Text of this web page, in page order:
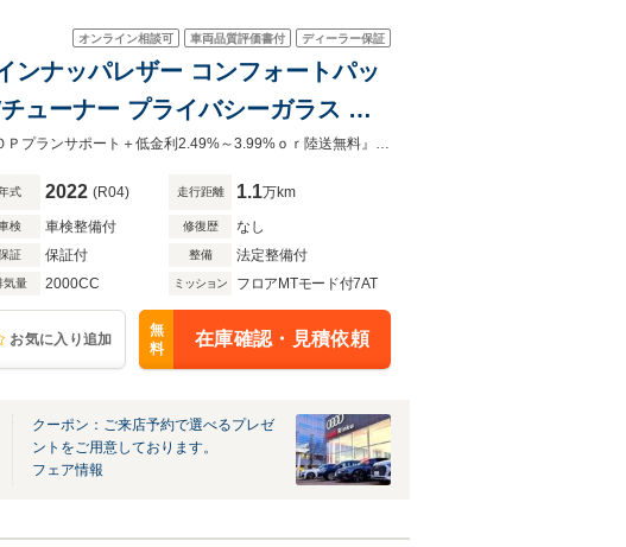
オンライン相談可 車両品質評価書付 ディーラー保証
ンナッパレザー コンフォートパッ
ューナー プライバシーガラス ク
ドライト パワーシート シートヒ 全国最大級在庫！Audi認定中古車ローンご利用のお客様に！！『ＯＰプランサポート＋低金利2.49%～3.99%ｏｒ陸送無料』※各種条件あります。下取・買取・保険もご相談ください
式 2022 (R04) 走行距離 1.1万km
検 車検整備付 修復歴 なし
証 保証付 整備 法定整備付
気量 2000CC ミッション フロアMTモード付7AT
お気に入り追加
無
料
在庫確認・見積依頼
クーポン：ご来店予約で選べるプレゼ
ントをご用意しております。
フェア情報